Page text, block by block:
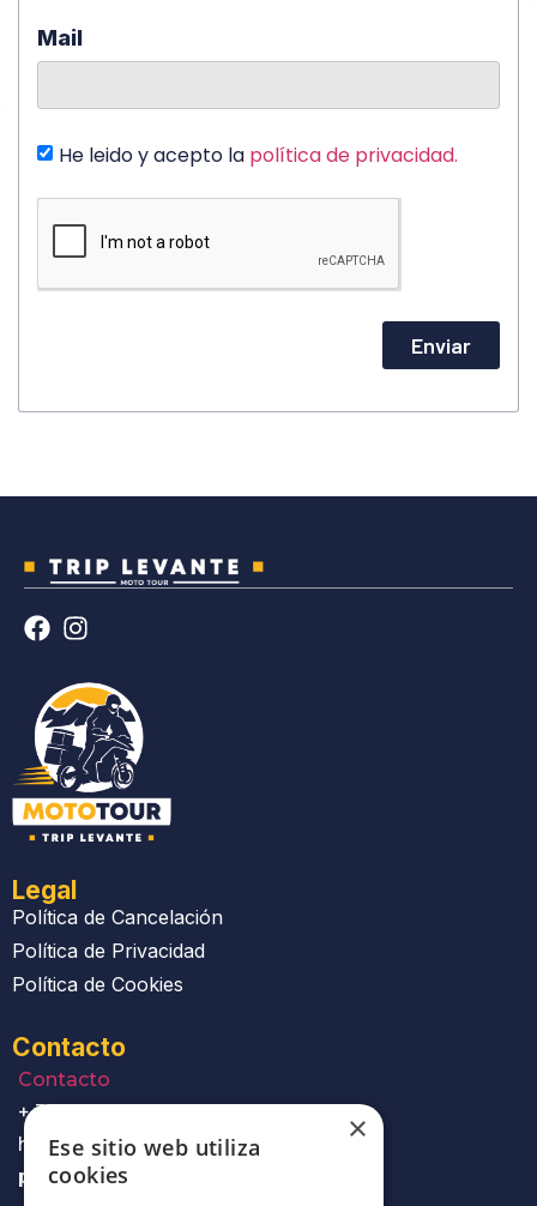
Mail
He leido y acepto la política de privacidad.
Enviar
Legal
Política de Cancelación
Política de Privacidad
Política de Cookies
Contacto
Contacto
+ 34 644 50 78 50
hola@mototourtri
plevante.com
×
Ese sitio web utiliza
cookies